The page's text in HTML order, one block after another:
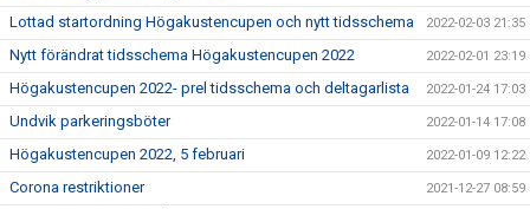
Lottad startordning Högakustencupen och nytt tidsschema 2022-02-03 21:35
Nytt förändrat tidsschema Högakustencupen 2022 2022-02-01 23:19
Högakustencupen 2022- prel tidsschema och deltagarlista 2022-01-24 17:03
Undvik parkeringsböter 2022-01-14 17:08
Högakustencupen 2022, 5 februari 2022-01-09 12:22
Corona restriktioner 2021-12-27 08:59